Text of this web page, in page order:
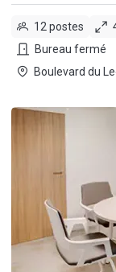
12 postes
Bureau fermé